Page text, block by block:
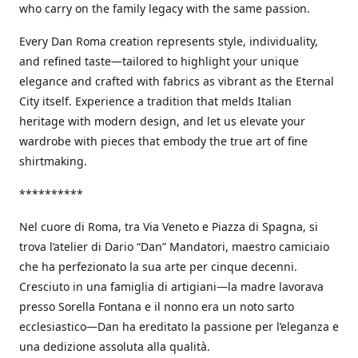
who carry on the family legacy with the same passion.
Every Dan Roma creation represents style, individuality,
and refined taste—tailored to highlight your unique
elegance and crafted with fabrics as vibrant as the Eternal
City itself. Experience a tradition that melds Italian
heritage with modern design, and let us elevate your
wardrobe with pieces that embody the true art of fine
shirtmaking.
**********
Nel cuore di Roma, tra Via Veneto e Piazza di Spagna, si
trova l’atelier di Dario “Dan” Mandatori, maestro camiciaio
che ha perfezionato la sua arte per cinque decenni.
Cresciuto in una famiglia di artigiani—la madre lavorava
presso Sorella Fontana e il nonno era un noto sarto
ecclesiastico—Dan ha ereditato la passione per l’eleganza e
una dedizione assoluta alla qualità.